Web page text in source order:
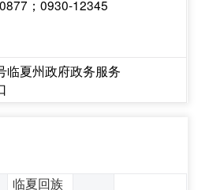
；0930-12345
临夏州政府政务服务
临夏回族